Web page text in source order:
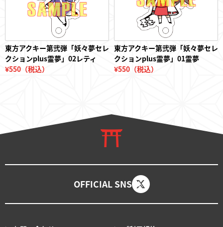
東方アクキー第弐弾「妖々夢セレ
クションplus霊夢」02レティ
¥550（税込）
東方アクキー第弐弾「妖々夢セレ
クションplus霊夢」01霊夢
¥550（税込）
OFFICIAL SNS